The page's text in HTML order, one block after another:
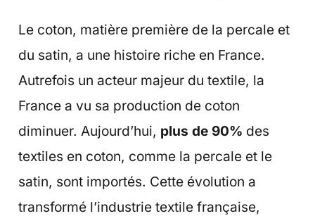
Le coton, matière première de la percale et
du satin, a une histoire riche en France.
Autrefois un acteur majeur du textile, la
France a vu sa production de coton
diminuer. Aujourd’hui, plus de 90% des
textiles en coton, comme la percale et le
satin, sont importés. Cette évolution a
transformé l’industrie textile française,